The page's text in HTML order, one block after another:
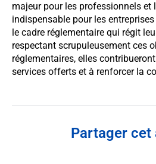
majeur pour les professionnels et
indispensable pour les
le cadre réglementaire qui régit
respectant scrupuleusement ces
réglementaires, elles
services offerts et à renforcer la
Partager